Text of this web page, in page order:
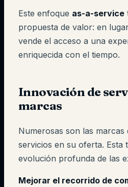
Este enfoque as-a-service
propuesta de valor: en
vende el acceso a una
enriquecida con el tiempo.
Innovación de
marcas
Numerosas son las
servicios en su oferta.
evolución profunda de las
Mejorar el recorrido de